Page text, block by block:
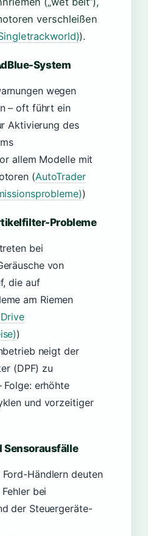
verschleißen
).
System
wegen
– oft führt ein
Aktivierung des
allem Modelle mit
(AutoTrader
)
Probleme
bei
von
die auf
am Riemen
)
neigt der
(DPF) zu
Folge: erhöhte
und vorzeitiger
Sensorausfälle
Ford-Händlern deuten
bei
der Steuergeräte-